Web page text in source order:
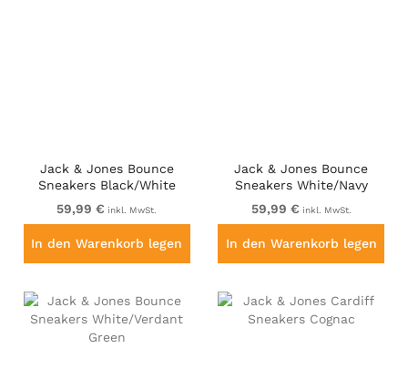
Jack & Jones Bounce
Sneakers Black/White
59,99 € inkl. MwSt.
In den Warenkorb legen
Jack & Jones Bounce
Sneakers White/Navy
BLAZE
59,99 € inkl. MwSt.
In den Warenkorb legen